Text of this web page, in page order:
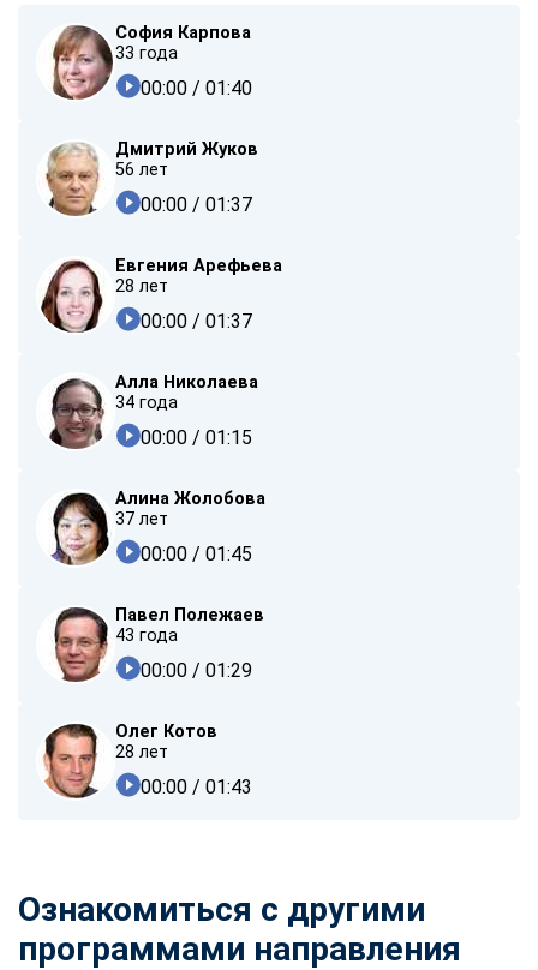
София Карпова
33 года
00:00 / 01:40
Дмитрий Жуков
56 лет
00:00 / 01:37
Евгения Арефьева
28 лет
00:00 / 01:37
Алла Николаева
34 года
00:00 / 01:15
Алина Жолобова
37 лет
00:00 / 01:45
Павел Полежаев
43 года
00:00 / 01:29
Олег Котов
28 лет
00:00 / 01:43
Ознакомиться с другими
программами направления